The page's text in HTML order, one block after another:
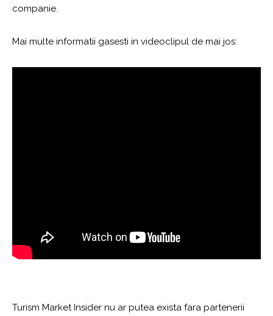
companie.
Mai multe informatii gasesti in videoclipul de mai jos:
Turism Market Insider nu ar putea exista fara partenerii